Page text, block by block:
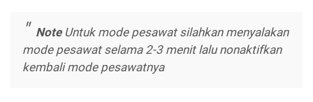
Note Untuk mode pesawat silahkan menyalakan
mode pesawat selama 2-3 menit lalu nonaktifkan
kembali mode pesawatnya